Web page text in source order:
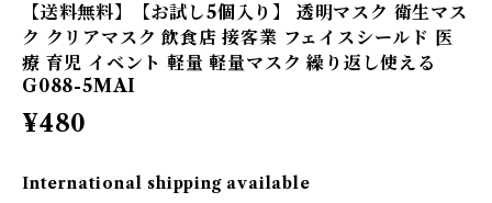
【送料無料】【お試し5個入り】 透明マスク 衛生マス
ク クリアマスク 飲食店 接客業 フェイスシールド 医
療 育児 イベント 軽量 軽量マスク 繰り返し使える
G088-5MAI
¥480
International shipping available